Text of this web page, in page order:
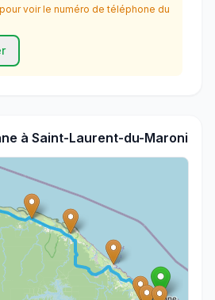
voir le numéro de téléphone du
à Saint-Laurent-du-Maroni